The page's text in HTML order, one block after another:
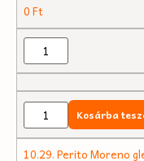
0Ft
Kosárba
10.29. Perito Moreno